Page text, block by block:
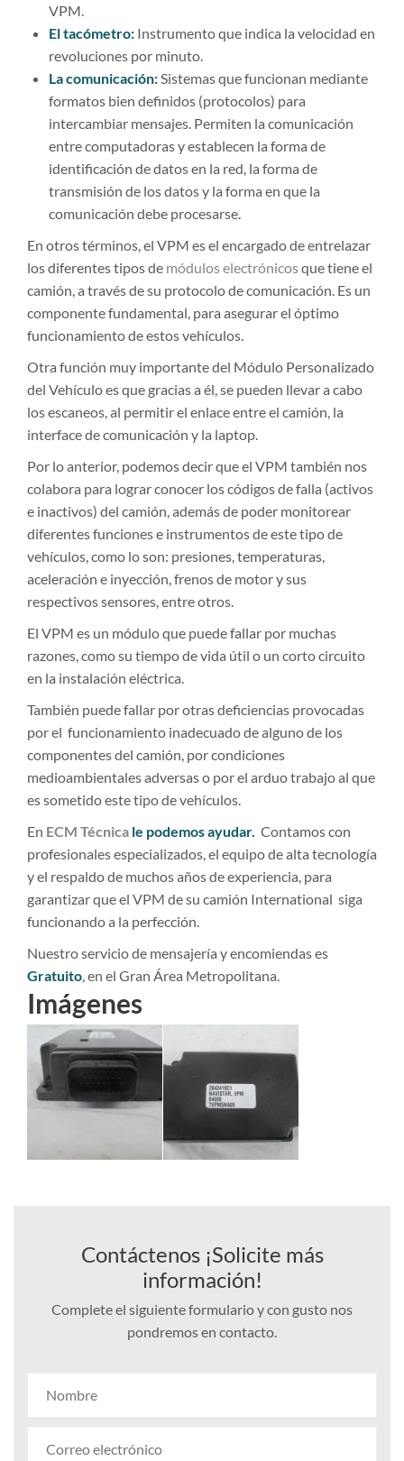
VPM.
El tacómetro: Instrumento que indica la velocidad en
revoluciones por minuto.
La comunicación:Sistemas que funcionan mediante
formatos bien definidos (protocolos) para
intercambiar mensajes. Permiten la comunicación
entre computadoras y establecen la forma de
identificación de datos en la red, la forma de
transmisión de los datos y la forma en que la
comunicación debe procesarse.
En otros términos, el VPM es el encargado de entrelazar
los diferentes tipos de módulos electrónicosque tiene el
camión, a través de su protocolo de comunicación. Es un
componente fundamental, para asegurar el óptimo
funcionamiento de estos vehículos.
Otra función muy importante del Módulo Personalizado
del Vehículo es que gracias a él, se pueden llevar a cabo
los escaneos, al permitir el enlace entre el camión, la
interface de comunicación y la laptop.
Por lo anterior, podemos decir que el VPM también nos
colabora para lograr conocer los códigos de falla (activos
e inactivos) del camión, además de poder monitorear
diferentes funciones e instrumentos de este tipo de
vehículos, como lo son: presiones, temperaturas,
aceleración e inyección, frenos de motor y sus
respectivos sensores, entre otros.
El VPM es un módulo que puede fallar por muchas
razones, como su tiempo de vida útil o un corto circuito
en la instalación eléctrica.
También puede fallar por otras deficiencias provocadas
por el funcionamiento inadecuado de alguno de los
componentes del camión, por condiciones
medioambientales adversas o por el arduo trabajo al que
es sometido este tipo de vehículos.
En ECM Técnica le podemos ayudar. Contamos con
profesionales especializados, el equipo de alta tecnología
y el respaldo de muchos años de experiencia, para
garantizar que el VPM de su camión International siga
funcionando a la perfección.
Nuestro servicio de mensajería y encomiendas es
Gratuito, en el Gran Área Metropolitana.
Imágenes
Contáctenos ¡Solicite más
información!
Complete el siguiente formulario y con gusto nos
pondremos en contacto.